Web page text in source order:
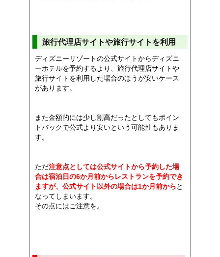
旅行代理店サイトや旅行サイトを利用
ディズニーリゾートの公式サイトからディズニ
ーホテルを予約するより、旅行代理店サイトや
旅行サイトを利用した場合のほうが安いケース
があります。
また金額的には少し割高だったとしてもポイン
トバックで公式より安いという可能性もありま
す。
ただ注意点としては公式サイトから予約した場
合は宿泊日の6か月前からレストランを予約でき
ますが、公式サイト以外の場合は1か月前からと
なってしまいます。
その点にはご注意を。